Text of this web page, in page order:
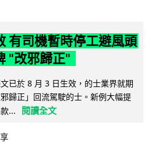
有司機暫時停工避風頭
"改邪歸正"
已於 8 月 3 日生效，的士業界就期
歸正」回流駕駛的士。新例大幅提
...
閱讀全文